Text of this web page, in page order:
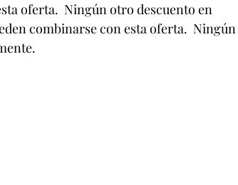
oferta.  Ningún otro descuento en
combinarse con esta oferta.  Ningún